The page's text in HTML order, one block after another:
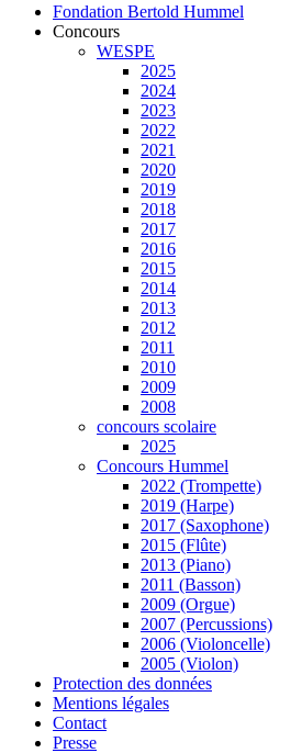
Fondation Bertold Hummel
Concours
WESPE
2025
2024
2023
2022
2021
2020
2019
2018
2017
2016
2015
2014
2013
2012
2011
2010
2009
2008
concours scolaire
2025
Concours Hummel
2022 (Trompette)
2019 (Harpe)
2017 (Saxophone)
2015 (Flûte)
2013 (Piano)
2011 (Basson)
2009 (Orgue)
2007 (Percussions)
2006 (Violoncelle)
2005 (Violon)
Protection des données
Mentions légales
Contact
Presse